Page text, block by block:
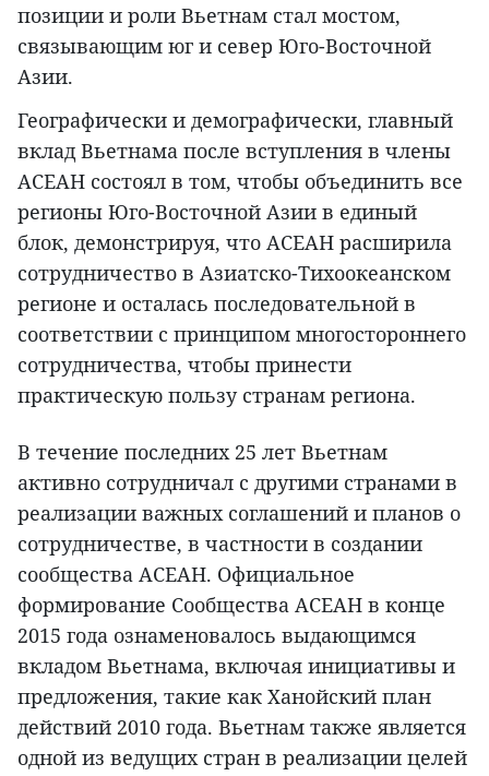
позиции и роли Вьетнам стал мостом,
связывающим юг и север Юго-Восточной
Азии.
Географически и демографически, главный
вклад Вьетнама после вступления в члены
АСЕАН состоял в том, чтобы объединить все
регионы Юго-Восточной Азии в единый
блок, демонстрируя, что АСЕАН расширила
сотрудничество в Азиатско-Тихоокеанском
регионе и осталась последовательной в
соответствии с принципом многостороннего
сотрудничества, чтобы принести
практическую пользу странам региона.
В течение последних 25 лет Вьетнам
активно сотрудничал с другими странами в
реализации важных соглашений и планов о
сотрудничестве, в частности в создании
сообщества АСЕАН. Официальное
формирование Сообщества АСЕАН в конце
2015 года ознаменовалось выдающимся
вкладом Вьетнама, включая инициативы и
предложения, такие как Ханойский план
действий 2010 года. Вьетнам также является
одной из ведущих стран в реализации целей